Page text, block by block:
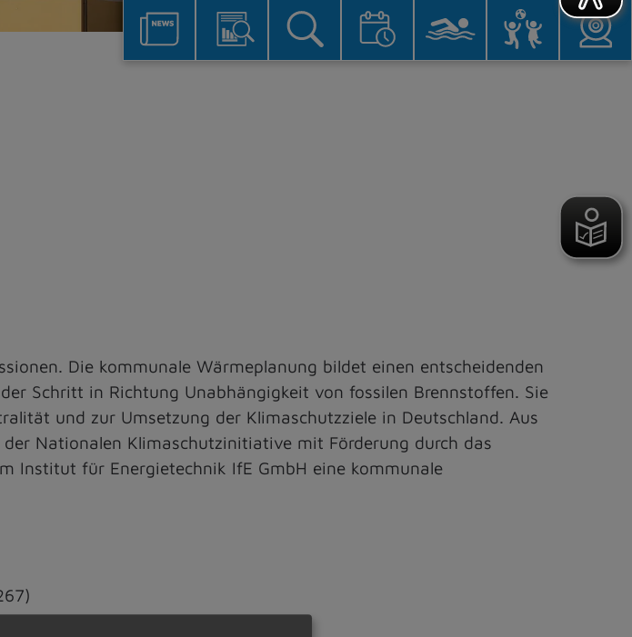
Die kommunale Wärmeplanung bildet einen entscheidenden
Schritt in Richtung Unabhängigkeit von fossilen Brennstoffen. Sie
und zur Umsetzung der Klimaschutzziele in Deutschland. Aus
Nationalen Klimaschutzinitiative mit Förderung durch das
Institut für Energietechnik IfE GmbH eine kommunale